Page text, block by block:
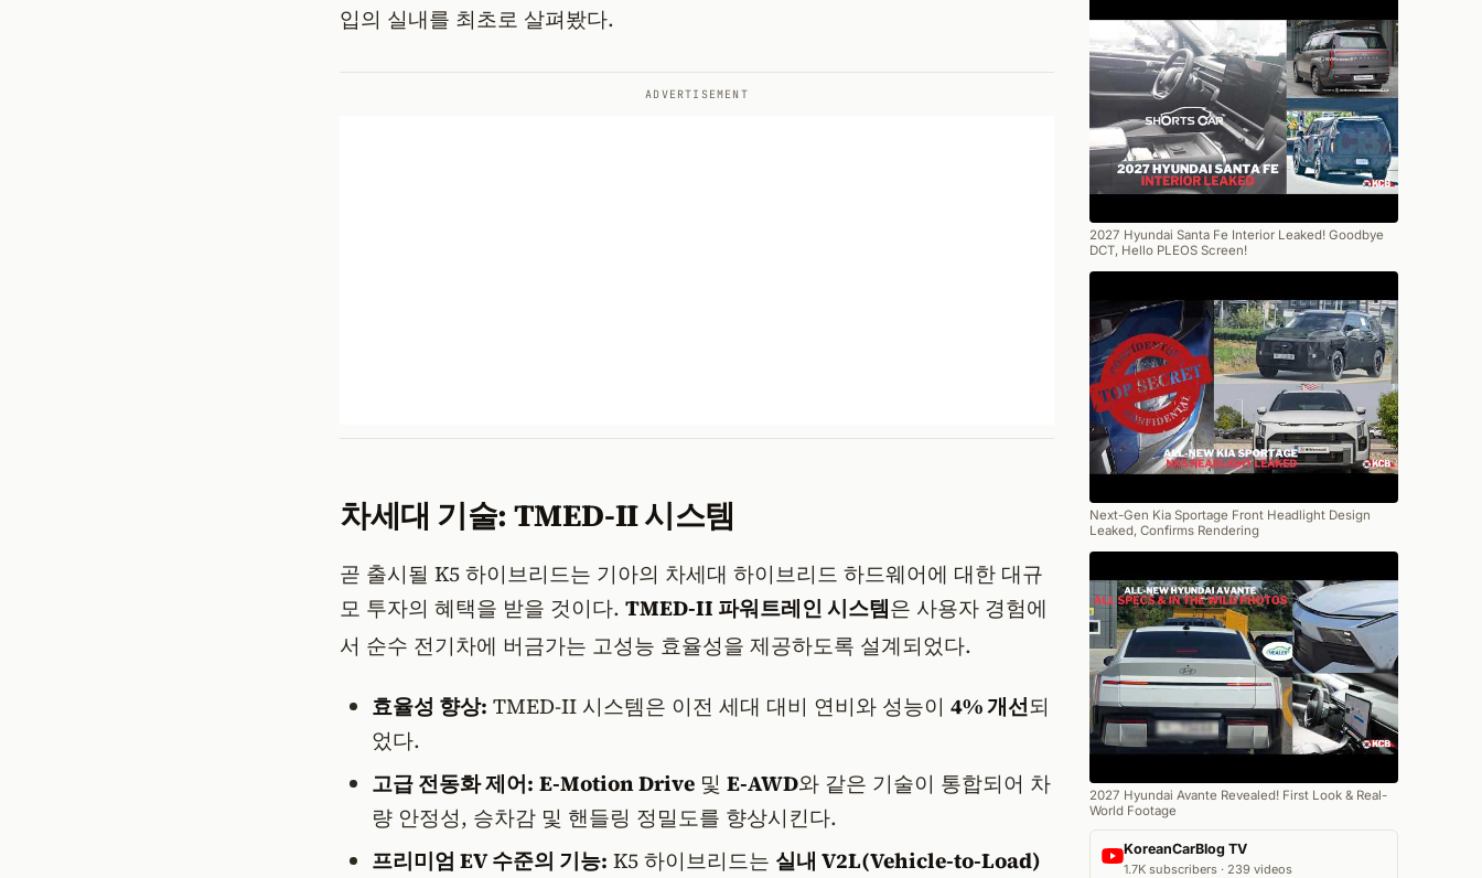
입의 실내를 최초로 살펴봤다.
ADVERTISEMENT
차세대 기술: TMED-II 시스템
곧 출시될 K5 하이브리드는 기아의 차세대 하이브리드 하드웨어에 대한 대규
모 투자의 혜택을 받을 것이다. TMED-II 파워트레인 시스템은 사용자 경험에
서 순수 전기차에 버금가는 고성능 효율성을 제공하도록 설계되었다.
효율성 향상: TMED-II 시스템은 이전 세대 대비 연비와 성능이 4% 개선되
었다.
고급 전동화 제어: E-Motion Drive및 E-AWD와 같은 기술이 통합되어 차
량 안정성, 승차감 및 핸들링 정밀도를 향상시킨다.
프리미엄 EV 수준의 기능: K5 하이브리드는 실내 V2L(Vehicle-to-Load)
2027 Hyundai Santa Fe Interior Leaked! Goodbye
DCT, Hello PLEOS Screen!
Next-Gen Kia Sportage Front Headlight Design
Leaked, Confirms Rendering
2027 Hyundai Avante Revealed! First Look & Real-
World Footage
KoreanCarBlog TV
1.7K subscribers · 239 videos